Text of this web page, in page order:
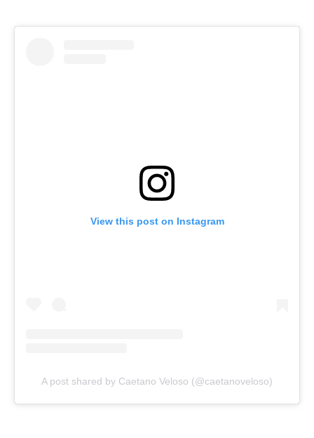
View this post on Instagram
A post shared by Caetano Veloso (@caetanoveloso)